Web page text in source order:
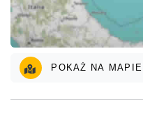
POKAŻ NA MAPIE